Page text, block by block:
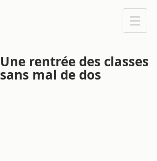
Une rentrée des classes
sans mal de dos